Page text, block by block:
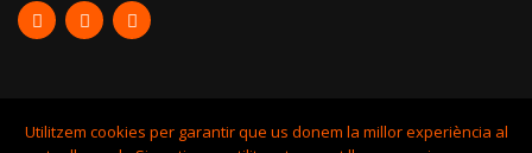
© Copyright FORMAT CENTRE ESPORTIU 2018.Avís legal i
Utilitzem cookies per garantir que us donem la millor experiència al